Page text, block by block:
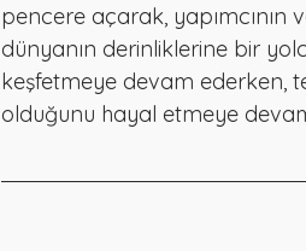
pencere açarak, yapımcının
dünyanın derinliklerine bir
keşfetmeye devam ederken,
olduğunu hayal etmeye